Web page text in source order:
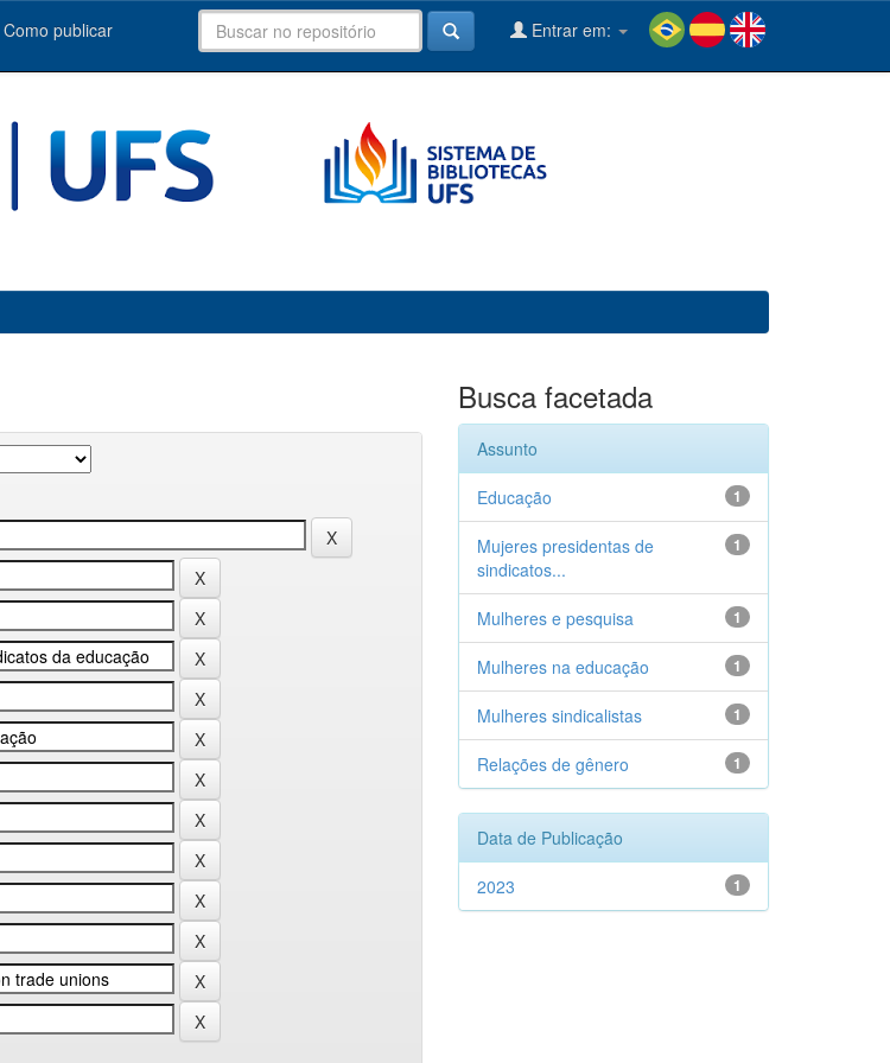
Como publicar Entrar em:
Busca facetada
Assunto
1
Educação
1
Mujeres presidentas de
sindicatos...
1
Mulheres e pesquisa
1
Mulheres na educação
1
Mulheres sindicalistas
1
Relações de gênero
Data de Publicação
1
2023